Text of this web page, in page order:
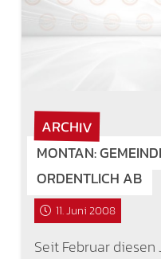
ARCHIV
MONTAN:
ORDENTLICH AB
11. Juni 2008
Seit Februar